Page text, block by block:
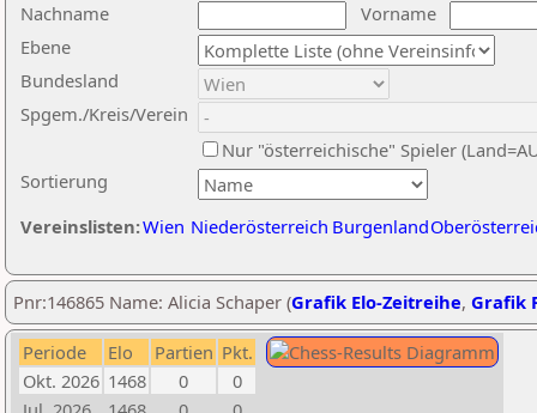
Nachname
Vorname
Ebene
Sortierung
Bundesland
Spgem./Kreis/Verein
Nur "österreichische" Spieler
Vereinslisten:Wien Niederösterreich Burgenland
Pnr:146865 Name: Alicia Schaper (Grafik Elo-Zeitreihe, Grafik
Periode Elo Partien Pkt.
Okt. 2026 1468 0
0